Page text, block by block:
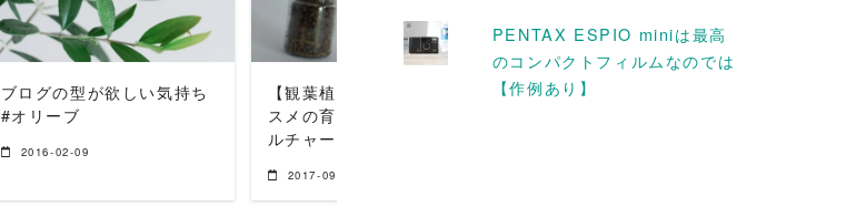
ブログの型が欲しい気持ち
#オリーブ
2016-02-09
【観葉植物】初心者にオス
スメの育て方はハイドロカ
ルチャーでした #ポトス
2017-09-03
【2016.3〜5月】見ごろ予
PENTAX ESPIO miniは最高
のコンパクトフィルムなのでは
【作例あり】